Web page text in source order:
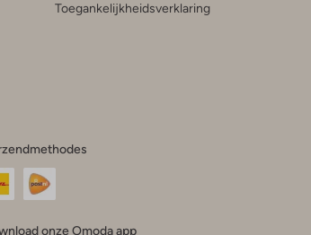
Toegankelijkheidsverklaring
onze Omoda app